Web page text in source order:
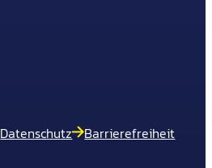
Datenschutz Barrierefreiheit